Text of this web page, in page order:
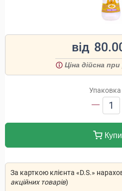
від
Ціна дійсна при
Упаковка
1
За карткою клієнта «D.S.»
акційних товарів)